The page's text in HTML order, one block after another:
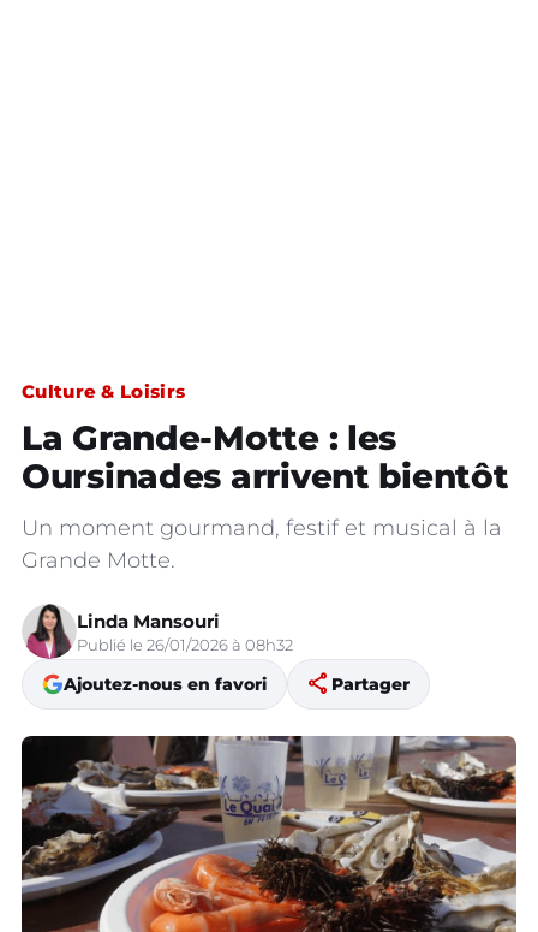
Culture & Loisirs
La Grande-Motte : les
Oursinades arrivent bientôt
Un moment gourmand, festif et musical à la
Grande Motte.
Linda Mansouri
Publié le 26/01/2026 à 08h32
Ajoutez-nous en favori share Partager